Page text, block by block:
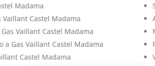
Madama
Vaillant Castel Madama
Vaillant Castel Madama
a Gas Vaillant Castel Madama
Castel Madama